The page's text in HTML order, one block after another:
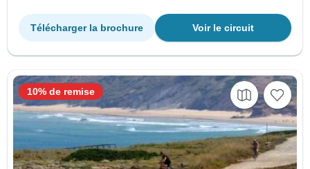
Voir le circuit
Télécharger la brochure
10% de remise